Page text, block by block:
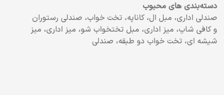
دسته‌بندی های محبوب
صندلی اداری، مبل ال، کاناپه، تخت خواب، صندلی رستوران
و کافی شاپ، میز اداری، مبل تختخواب شو، میز اداری، میز
شیشه ای، تخت خواب دو طبقه، صندلی